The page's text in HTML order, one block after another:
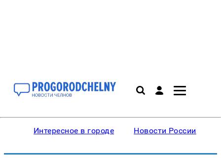
Интересное в городе Новости России